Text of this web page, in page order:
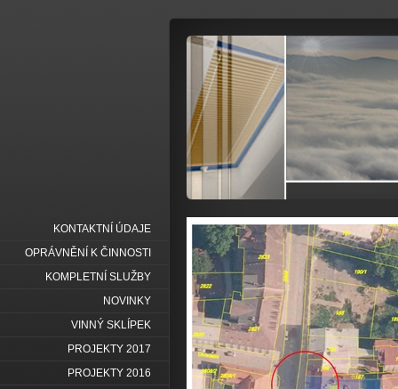
KONTAKTNÍ ÚDAJE
OPRÁVNĚNÍ K ČINNOSTI
KOMPLETNÍ SLUŽBY
NOVINKY
VINNÝ SKLÍPEK
PROJEKTY 2017
PROJEKTY 2016